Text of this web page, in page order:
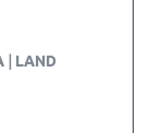
LAND